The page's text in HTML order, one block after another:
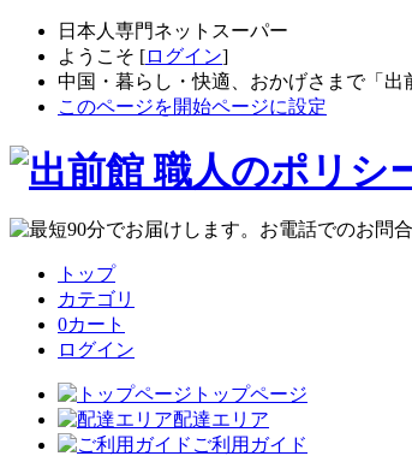
日本人専門ネットスーパー
ようこそ [ログイン]
中国・暮らし・快適、おかげさまで「出
このページを開始ページに設定
トップ
カテゴリ
0カート
ログイン
トップページ
配達エリア
ご利用ガイド